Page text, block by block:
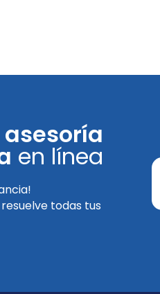
asesoría
en línea
todas tus